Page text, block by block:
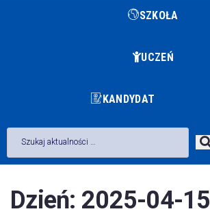
SZKOŁA
UCZEŃ
KANDYDAT
Dzień: 2025-04-15